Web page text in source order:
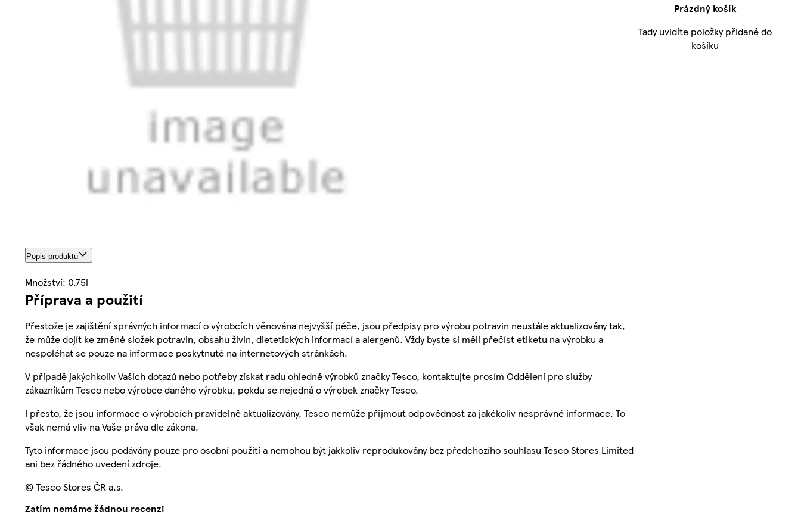
Popis produktu
Množství: 0.75l
Příprava a použití
Přestože je zajištění správných informací o výrobcích věnována nejvyšší péče, jsou předpisy pro výrobu potravin neustále aktualizovány tak,
že může dojít ke změně složek potravin, obsahu živin, dietetických informací a alergenů. Vždy byste si měli přečíst etiketu na výrobku a
nespoléhat se pouze na informace poskytnuté na internetových stránkách.
V případě jakýchkoliv Vašich dotazů nebo potřeby získat radu ohledně výrobků značky Tesco, kontaktujte prosím Oddělení pro služby
zákazníkům Tesco nebo výrobce daného výrobku, pokdu se nejedná o výrobek značky Tesco.
I přesto, že jsou informace o výrobcích pravidelně aktualizovány, Tesco nemůže přijmout odpovědnost za jakékoliv nesprávné informace. To
však nemá vliv na Vaše práva dle zákona.
Tyto informace jsou podávány pouze pro osobní použití a nemohou být jakkoliv reprodukovány bez předchozího souhlasu Tesco Stores Limited
ani bez řádného uvedení zdroje.
© Tesco Stores ČR a.s.
Zatím nemáme žádnou recenzi
Prázdný košík
Tady uvidíte položky přidané do
košíku